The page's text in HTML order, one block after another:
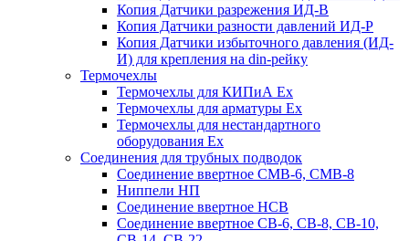
Копия Датчики разрежения ИД-В
Копия Датчики разности давлений ИД-Р
Копия Датчики избыточного давления (ИД-
И) для крепления на din-рейку
Термочехлы
Термочехлы для КИПиА Ex
Термочехлы для арматуры Ex
Термочехлы для нестандартного
оборудования Ex
Соединения для трубных подводок
Соединение ввертное СМВ-6, СМВ-8
Ниппели НП
Соединение ввертное НСВ
Соединение ввертное СВ-6, СВ-8, СВ-10,